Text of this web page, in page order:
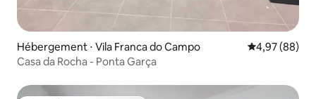
Hébergement ⋅ Vila Franca do Campo Évaluation
4,97 (88)
Casa da Rocha - Ponta Garça